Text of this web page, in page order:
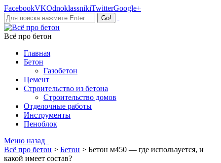
FacebookVKOdnoklassnikiTwitterGoogle+
Всё про бетон
Главная
Бетон
Газобетон
Цемент
Строительство из бетона
Строительство домов
Отделочные работы
Инструменты
Пеноблок
Меню назад
Всё про бетон > Бетон > Бетон м450 — где используется, и
какой имеет состав?